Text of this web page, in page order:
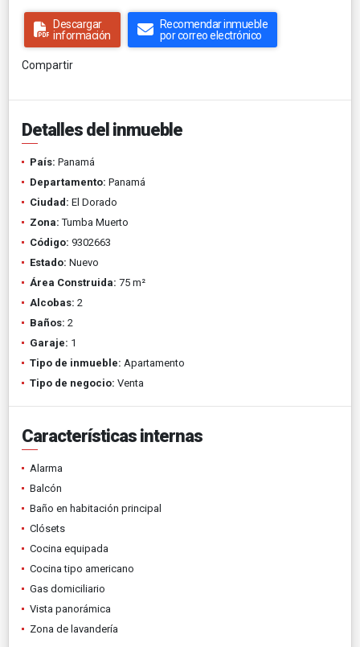
Descargar
información
Recomendar inmueble
por correo electrónico
Compartir
Detalles del inmueble
País: Panamá
Departamento: Panamá
Ciudad: El Dorado
Zona: Tumba Muerto
Código: 9302663
Estado: Nuevo
Área Construida: 75 m²
Alcobas: 2
Baños: 2
Garaje: 1
Tipo de inmueble: Apartamento
Tipo de negocio: Venta
Características internas
Alarma
Balcón
Baño en habitación principal
Clósets
Cocina equipada
Cocina tipo americano
Gas domiciliario
Vista panorámica
Zona de lavandería